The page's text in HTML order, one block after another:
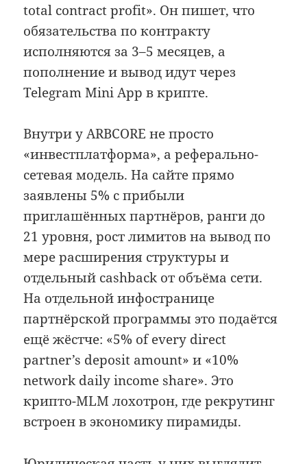
total contract profit». Он пишет, что
обязательства по контракту
исполняются за 3–5 месяцев, а
пополнение и вывод идут через
Telegram Mini App в крипте.
Внутри у ARBCORE не просто
«инвестплатформа», а реферально-
сетевая модель. На сайте прямо
заявлены 5% с прибыли
приглашённых партнёров, ранги до
21 уровня, рост лимитов на вывод по
мере расширения структуры и
отдельный cashback от объёма сети.
На отдельной инфостранице
партнёрской программы это подаётся
ещё жёстче: «5% of every direct
partner’s deposit amount» и «10%
network daily income share». Это
крипто-MLM лохотрон, где рекрутинг
встроен в экономику пирамиды.